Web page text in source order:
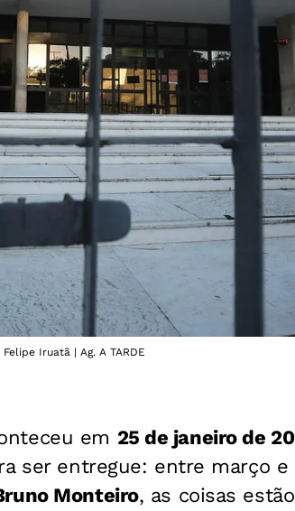
Iruatã | Ag. A TARDE
em 25 de janeiro de
ser entregue: entre março e
Monteiro, as coisas